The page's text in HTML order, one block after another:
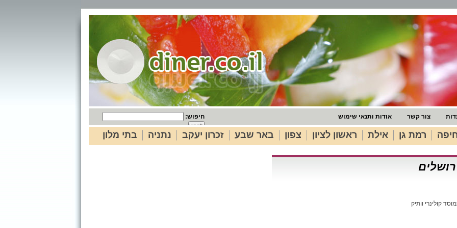
חיפוש: צור קשר אודות ותנאי שימוש
רמת גן אילת ראשון לציון צפון באר שבע זכרון יעקב נתניה בתי מלון
קולינרי וותיק